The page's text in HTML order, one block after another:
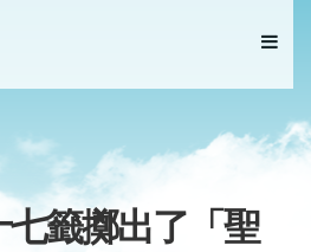
籤擲出了「聖